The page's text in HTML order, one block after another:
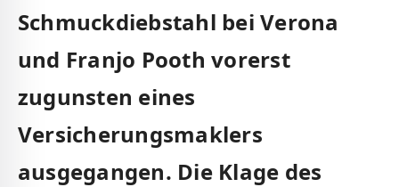
Schmuckdiebstahl bei Verona
und Franjo Pooth vorerst
zugunsten eines
Versicherungsmaklers
ausgegangen. Die Klage des